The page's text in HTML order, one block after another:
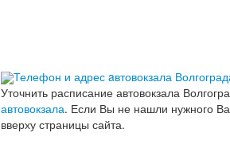
Телефон и адрес aвтовокзала
Уточнить расписание автовокзала
автовокзала. Если Вы не нашли нужного
вверху страницы сайта.